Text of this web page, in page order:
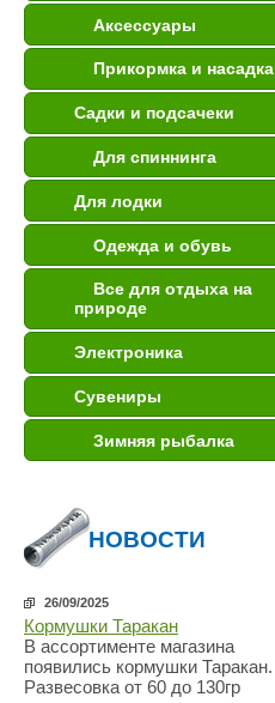
Аксессуары
Прикормка и насадка
Садки и подсачеки
Для спиннинга
Для лодки
Одежда и обувь
Все для отдыха на
природе
Электроника
Сувениры
Зимняя рыбалка
НОВОСТИ
26/09/2025
Кормушки Таракан
В ассортименте магазина
появились кормушки Таракан.
Развесовка от 60 до 130гр